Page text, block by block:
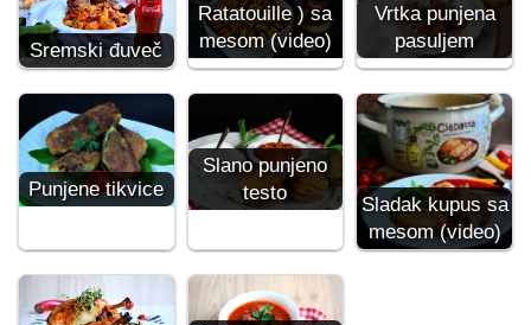
Sremski đuveč
Ratatouille ) sa
mesom (video)
Vrtka punjena
pasuljem
Punjene tikvice
Slano punjeno
testo
Sladak kupus sa
mesom (video)